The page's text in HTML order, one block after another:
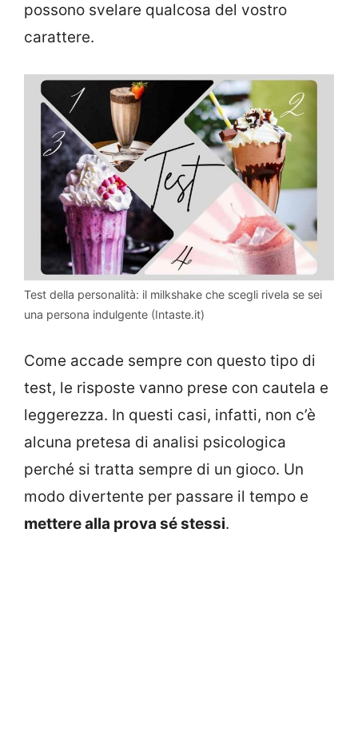
possono svelare qualcosa del vostro
carattere.
Test della personalità: il milkshake che scegli rivela se sei
una persona indulgente (Intaste.it)
Come accade sempre con questo tipo di
test, le risposte vanno prese con cautela e
leggerezza. In questi casi, infatti, non c’è
alcuna pretesa di analisi psicologica
perché si tratta sempre di un gioco. Un
modo divertente per passare il tempo e
mettere alla prova sé stessi.